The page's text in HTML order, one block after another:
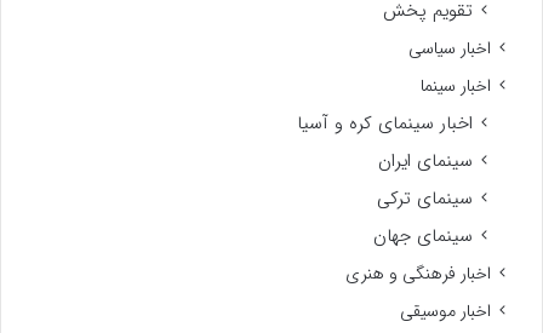
تقویم پخش
اخبار سیاسی
اخبار سینما
اخبار سینمای کره و آسیا
سینمای ایران
سینمای ترکی
سینمای جهان
اخبار فرهنگی و هنری
اخبار موسیقی